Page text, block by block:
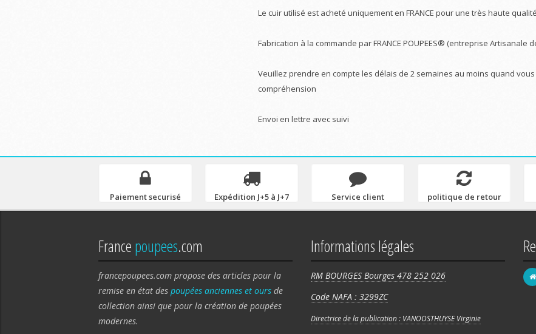
Le cuir utilisé est acheté uniquement en FRANCE pour une très haute qualité
Fabrication à la commande par FRANCE POUPEES® (entreprise Artisanale
Veuillez prendre en compte les délais de 2 semaines au moins quand
compréhension
Envoi en lettre avec suivi
Paiement securisé Expédition J+5 à J+7 Service client politique de retour
Francepoupees.com
francepoupees.com propose des articles pour la
remise en état des poupées anciennes et ours de
collection ainsi que pour la création de poupées
modernes.
Informations légales
RM BOURGES Bourges 478 252 026
Code NAFA : 3299ZC
Directrice de la publication : VANOOSTHUYSE Virginie